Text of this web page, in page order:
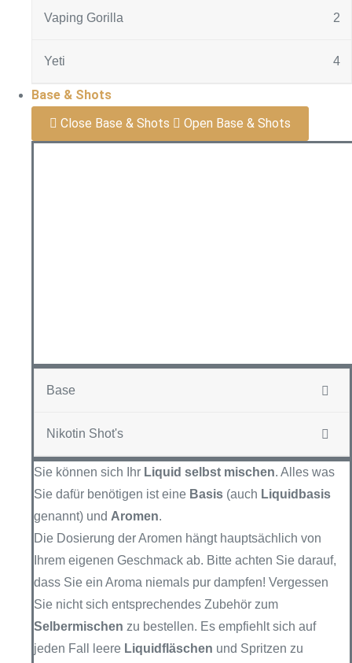
Vaping Gorilla 2
Yeti 4
Base & Shots
Close Base & Shots
Open Base & Shots
Base
Nikotin Shot's
Sie können sich Ihr Liquid selbst mischen. Alles was
Sie dafür benötigen ist eine Basis (auch Liquidbasis
genannt) und Aromen.
Die Dosierung der Aromen hängt hauptsächlich von
Ihrem eigenen Geschmack ab. Bitte achten Sie darauf,
dass Sie ein Aroma niemals pur dampfen! Vergessen
Sie nicht sich entsprechendes Zubehör zum
Selbermischen zu bestellen. Es empfiehlt sich auf
jeden Fall leere Liquidfläschen und Spritzen zu